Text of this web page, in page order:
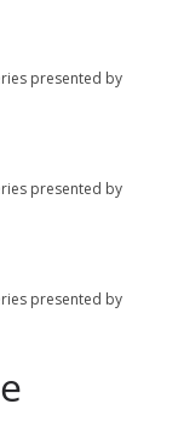
presented by
presented by
presented by